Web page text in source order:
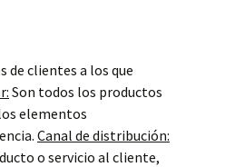
de clientes a los que
Son todos los productos
elementos
Canal de distribución:
o servicio al cliente,